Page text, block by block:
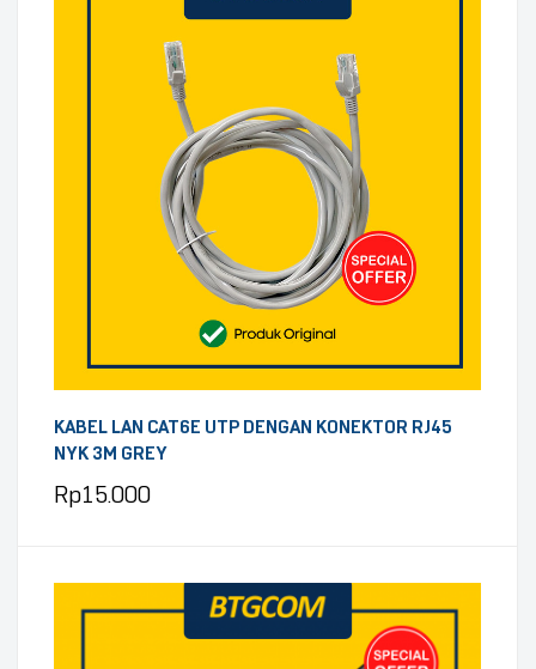
KABEL LAN CAT6E UTP DENGAN KONEKTOR RJ45
NYK 3M GREY
Rp15.000